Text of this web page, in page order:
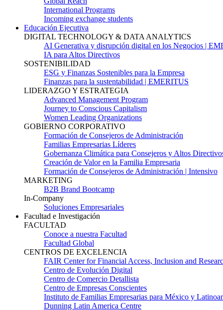
International Programs
Incoming exchange students
Educación Ejecutiva
DIGITAL TECHNOLOGY & DATA ANALYTICS
AI Generativa y disrupción digital en los Negocios |
IA para Altos Directivos
SOSTENIBILIDAD
ESG y Finanzas Sostenibles para la Empresa
Finanzas para la sustentabilidad | EMERITUS
LIDERAZGO Y ESTRATEGIA
Advanced Management Program
Journey to Conscious Capitalism
Women Leading Organizations
GOBIERNO CORPORATIVO
Formación de Consejeros de Administración
Familias Empresarias Líderes
Gobernanza Climática para Consejeros y Altos
Creación de Valor en la Familia Empresaria
Formación de Consejeros de Administración | Intensivo
MARKETING
B2B Brand Bootcamp
In-Company
Soluciones Empresariales
Facultad e Investigación
FACULTAD
Conoce a nuestra Facultad
Facultad Global
CENTROS DE EXCELENCIA
FAIR Center for Financial Access, Inclusion and
Centro de Evolución Digital
Centro de Comercio Detallista
Centro de Empresas Conscientes
Instituto de Familias Empresarias para México y
Dunning Latin America Centre